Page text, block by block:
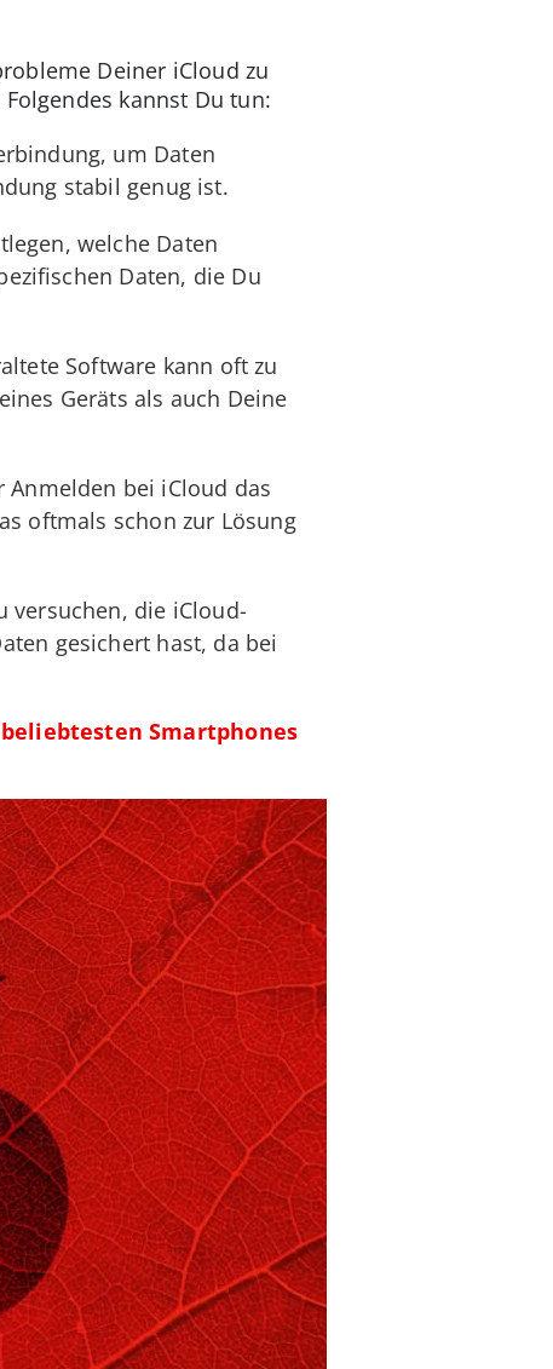
Deiner iCloud zu
kannst Du tun:
um Daten
stabil genug ist.
welche Daten
Daten, die Du
Software kann oft zu
Geräts als auch Deine
bei iCloud das
oftmals schon zur Lösung
versuchen, die iCloud-
gesichert hast, da bei
Smartphones